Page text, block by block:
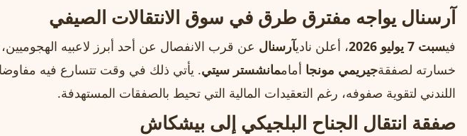
آرسنال يواجه مفترق طرق في سوق الانتقالات الصيفي
فيسبت 7 يوليو 2026 ، أعلن ناديآرسنال عن قرب الانفصال عن أحد أبرز لاعبيه
خسارته لصفقةجيريمي مونجا أماممانشستر سيتي. يأتي ذلك في وقت تتسارع فيه
اللندني لتقوية صفوفه، رغم التعقيدات المالية التي تحيط بالصفقات المستهدفة.
صفقة انتقال الجناح البلجيكي إلى بيشكاش